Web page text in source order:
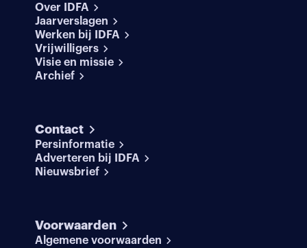
Over IDFA
Jaarverslagen
Werken bij IDFA
Vrijwilligers
Visie en missie
Archief
Contact
Persinformatie
Adverteren bij IDFA
Nieuwsbrief
Voorwaarden
Algemene voorwaarden